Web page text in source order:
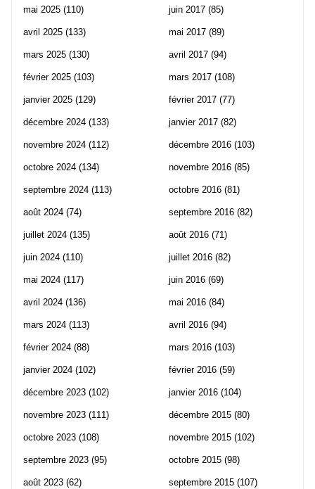
mai 2025 (110)
avril 2025 (133)
mars 2025 (130)
février 2025 (103)
janvier 2025 (129)
décembre 2024 (133)
novembre 2024 (112)
octobre 2024 (134)
septembre 2024 (113)
août 2024 (74)
juillet 2024 (135)
juin 2024 (110)
mai 2024 (117)
avril 2024 (136)
mars 2024 (113)
février 2024 (88)
janvier 2024 (102)
décembre 2023 (102)
novembre 2023 (111)
octobre 2023 (108)
septembre 2023 (95)
août 2023 (62)
juin 2017 (85)
mai 2017 (89)
avril 2017 (94)
mars 2017 (108)
février 2017 (77)
janvier 2017 (82)
décembre 2016 (103)
novembre 2016 (85)
octobre 2016 (81)
septembre 2016 (82)
août 2016 (71)
juillet 2016 (82)
juin 2016 (69)
mai 2016 (84)
avril 2016 (94)
mars 2016 (103)
février 2016 (59)
janvier 2016 (104)
décembre 2015 (80)
novembre 2015 (102)
octobre 2015 (98)
septembre 2015 (107)